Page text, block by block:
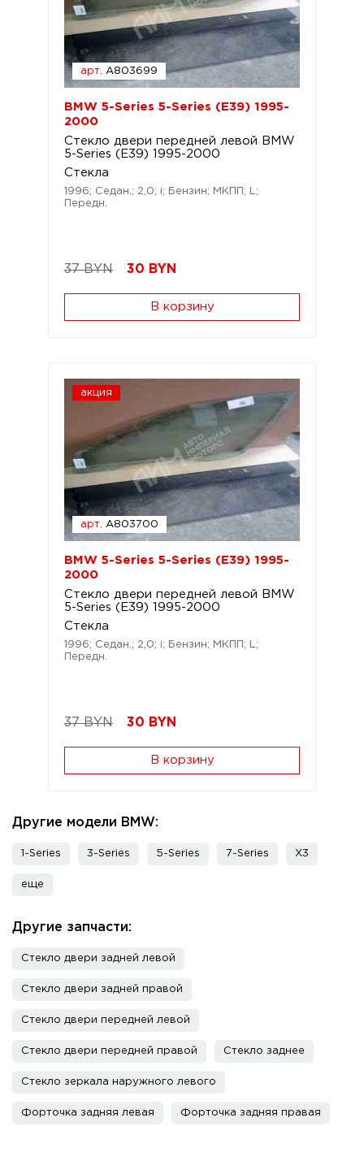
арт. A803699
BMW 5-Series 5-Series (E39) 1995-
2000
Стекло двери передней левой BMW
5-Series (E39) 1995-2000
Стекла
1996; Седан.; 2,0; i; Бензин; МКПП; L;
Передн.
37 BYN 30 BYN
В корзину
акция
арт. A803700
BMW 5-Series 5-Series (E39) 1995-
2000
Стекло двери передней левой BMW
5-Series (E39) 1995-2000
Стекла
1996; Седан.; 2,0; i; Бензин; МКПП; L;
Передн.
37 BYN 30 BYN
В корзину
Другие модели BMW:
1-Series 3-Series 5-Series 7-Series X3
еще
Другие запчасти:
Стекло двери задней левой
Стекло двери задней правой
Стекло двери передней левой
Стекло двери передней правой Стекло заднее
Стекло зеркала наружного левого
Форточка задняя левая Форточка задняя правая